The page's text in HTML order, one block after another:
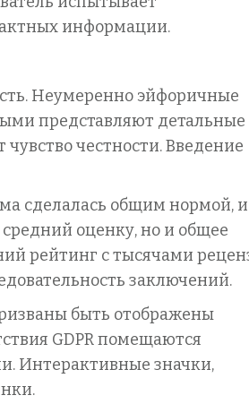
информации.
Неумеренно эйфоричные
представляют детальные
честности. Введение
сделалась общим нормой, и
оценку, но и общее
рейтинг с тысячами
заключений.
быть отображены
GDPR помещаются
Интерактивные значки,